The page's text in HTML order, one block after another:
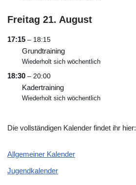
Freitag 21. August
17:15 – 18:15
Grundtraining
Wiederholt sich wöchentlich
18:30 – 20:00
Kadertraining
Wiederholt sich wöchentlich
Die vollständigen Kalender findet ihr hier:
Allgemeiner Kalender
Jugendkalender